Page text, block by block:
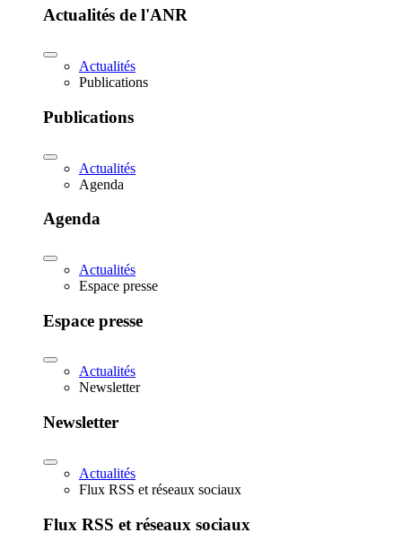
Actualités de l'ANR
Actualités
Publications
Publications
Actualités
Agenda
Agenda
Actualités
Espace presse
Espace presse
Actualités
Newsletter
Newsletter
Actualités
Flux RSS et réseaux sociaux
Flux RSS et réseaux sociaux